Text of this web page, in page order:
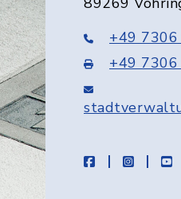
+49
+49
facebook